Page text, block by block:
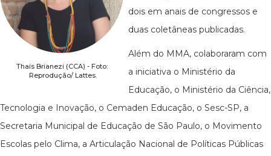
Thaís Brianezi (CCA) - Foto:
Reprodução/ Lattes.
dois em anais de congressos e
duas coletâneas publicadas.
Além do MMA, colaboraram com
a iniciativa o Ministério da
Educação, o Ministério da Ciência,
Tecnologia e Inovação, o Cemaden Educação, o Sesc-SP, a
Secretaria Municipal de Educação de São Paulo, o Movimento
Escolas pelo Clima, a Articulação Nacional de Políticas Públicas